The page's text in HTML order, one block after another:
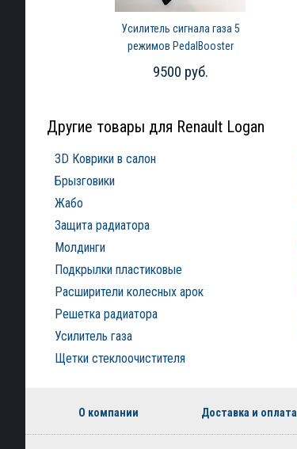
Усилитель сигнала газа 5
режимов PedalBooster
Renault Logan (2014-2024)
9500 руб.
Другие товары для Renault Logan
3D Коврики в салон
Брызговики
Жабо
Защита радиатора
Молдинги
Подкрылки пластиковые
Расширители колесных арок
Решетка радиатора
Усилитель газа
Щетки стеклоочистителя
О компании Доставка и оплата